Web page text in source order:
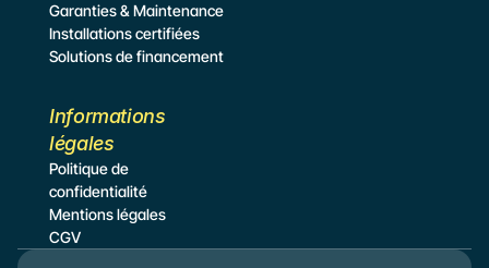
Garanties & Maintenance
Installations certifiées
Solutions de financement
Informations
légales
Politique de
confidentialité
Mentions légales
CGV